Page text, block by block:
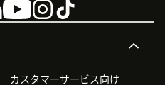
カスタマーサービス向け